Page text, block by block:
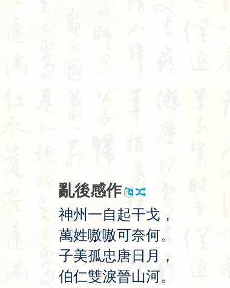
亂後感作
神州 一自起干戈 ，
萬姓嗷嗷可奈何。
子美孤忠唐 日 月
，
伯仁雙淚晉山河。